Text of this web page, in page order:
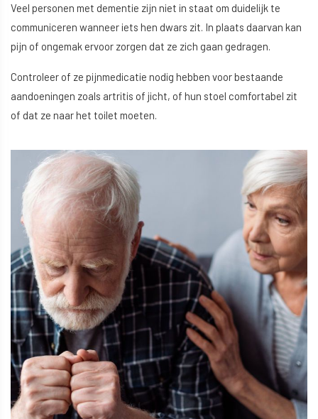
Veel personen met dementie zijn niet in staat om duidelijk te
communiceren wanneer iets hen dwars zit. In plaats daarvan kan
pijn of ongemak ervoor zorgen dat ze zich gaan gedragen.
Controleer of ze pijnmedicatie nodig hebben voor bestaande
aandoeningen zoals artritis of jicht, of hun stoel comfortabel zit
of dat ze naar het toilet moeten.